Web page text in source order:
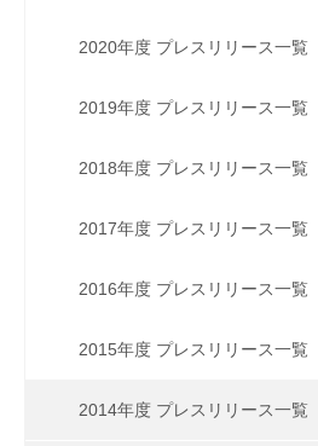
2020年度 プレスリリース一覧
2019年度 プレスリリース一覧
2018年度 プレスリリース一覧
2017年度 プレスリリース一覧
2016年度 プレスリリース一覧
2015年度 プレスリリース一覧
2014年度 プレスリリース一覧